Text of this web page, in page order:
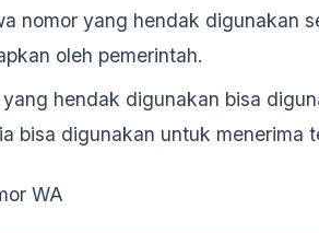
nomor yang hendak digunakan
oleh pemerintah.
hendak digunakan bisa
bisa digunakan untuk menerima
WA